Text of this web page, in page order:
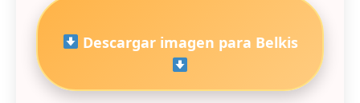
Descargar imagen para Belkis